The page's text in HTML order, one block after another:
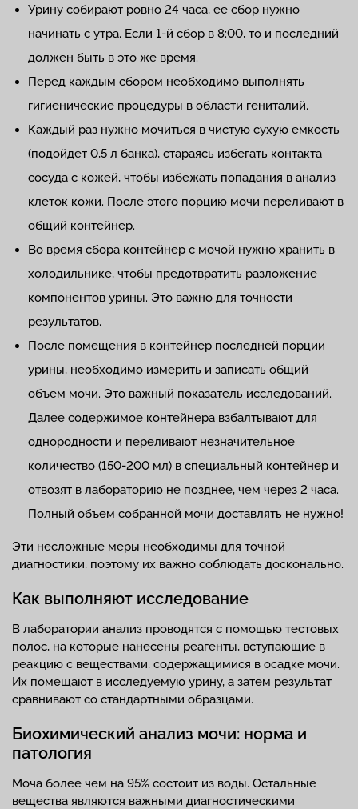
Урину собирают ровно 24 часа, ее сбор нужно
начинать с утра. Если 1-й сбор в 8:00, то и последний
должен быть в это же время.
Перед каждым сбором необходимо выполнять
гигиенические процедуры в области гениталий.
Каждый раз нужно мочиться в чистую сухую емкость
(подойдет 0,5 л банка), стараясь избегать контакта
сосуда с кожей, чтобы избежать попадания в анализ
клеток кожи. После этого порцию мочи переливают в
общий контейнер.
Во время сбора контейнер с мочой нужно хранить в
холодильнике, чтобы предотвратить разложение
компонентов урины. Это важно для точности
результатов.
После помещения в контейнер последней порции
урины, необходимо измерить и записать общий
объем мочи. Это важный показатель исследований.
Далее содержимое контейнера взбалтывают для
однородности и переливают незначительное
количество (150-200 мл) в специальный контейнер и
отвозят в лабораторию не позднее, чем через 2 часа.
Полный объем собранной мочи доставлять не нужно!
Эти несложные меры необходимы для точной
диагностики, поэтому их важно соблюдать досконально.
Как выполняют исследование
В лаборатории анализ проводятся с помощью тестовых
полос, на которые нанесены реагенты, вступающие в
реакцию с веществами, содержащимися в осадке мочи.
Их помещают в исследуемую урину, а затем результат
сравнивают со стандартными образцами.
Биохимический анализ мочи: норма и
патология
Моча более чем на 95% состоит из воды. Остальные
вещества являются важными диагностическими